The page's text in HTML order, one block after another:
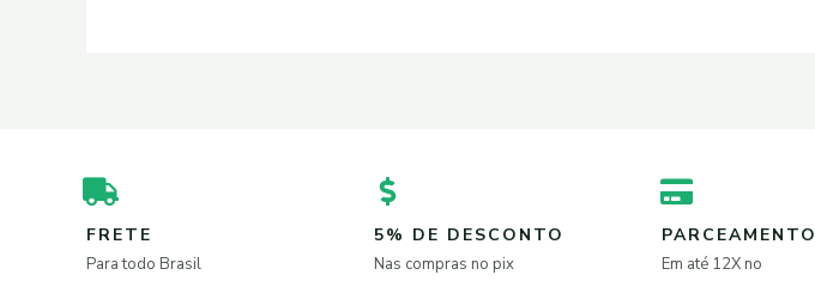
FRETE
Para todo Brasil
5% DE DESCONTO
Nas compras no pix
PARCEAMENTO
Em até 12X no